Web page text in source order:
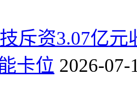
斥资3.07亿
卡位 2026-07-